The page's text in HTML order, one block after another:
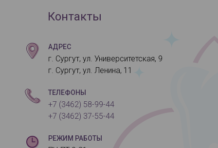
Контакты
АДРЕС
г. Сургут, ул. Университетская, 9
г. Сургут, ул. Ленина, 11
ТЕЛЕФОНЫ
+7 (3462) 58-99-44
+7 (3462) 37-55-44
РЕЖИМ РАБОТЫ